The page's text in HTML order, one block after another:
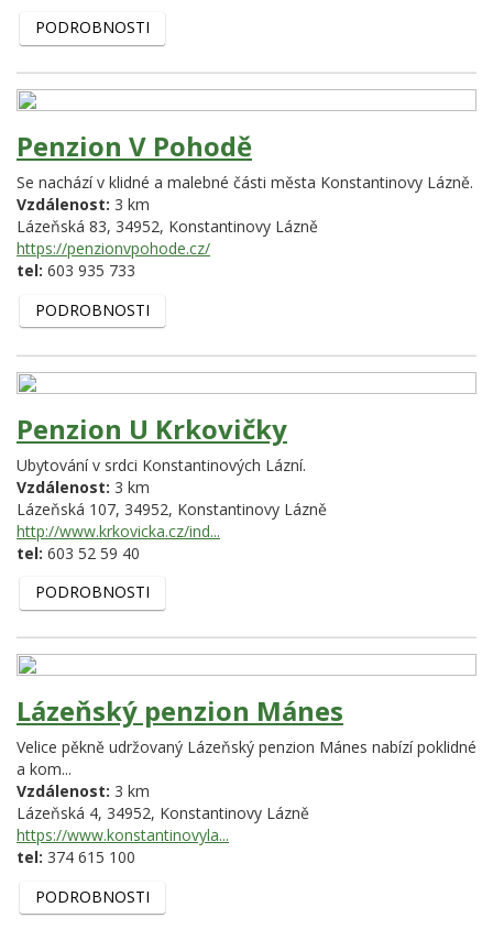
PODROBNOSTI
Penzion V Pohodě
Se nachází v klidné a malebné části města Konstantinovy Lázně.
Vzdálenost: 3 km
Lázeňská 83, 34952, Konstantinovy Lázně
https://penzionvpohode.cz/
tel: 603 935 733
PODROBNOSTI
Penzion U Krkovičky
Ubytování v srdci Konstantinových Lázní.
Vzdálenost: 3 km
Lázeňská 107, 34952, Konstantinovy Lázně
http://www.krkovicka.cz/ind...
tel: 603 52 59 40
PODROBNOSTI
Lázeňský penzion Mánes
Velice pěkně udržovaný Lázeňský penzion Mánes nabízí poklidné
a kom...
Vzdálenost: 3 km
Lázeňská 4, 34952, Konstantinovy Lázně
https://www.konstantinovyla...
tel: 374 615 100
PODROBNOSTI